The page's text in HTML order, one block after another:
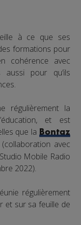
à ce que ses
formations pour
cohérence avec
aussi pour qu’ils
régulièrement la
et est
que la
Bontaz
avec
Mobile Radio
2022).
régulièrement
et sur sa feuille de